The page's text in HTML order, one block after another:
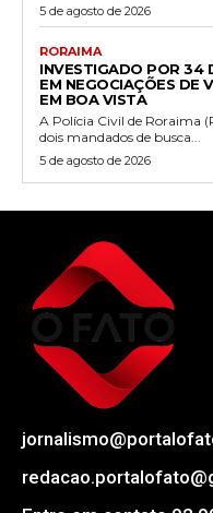
5 de agosto de 2026
RORAIMA
INVESTIGADO POR 34
EM NEGOCIAÇÕES DE
EM BOA VISTA
A Polícia Civil de Roraima
dois mandados de busca...
5 de agosto de 2026